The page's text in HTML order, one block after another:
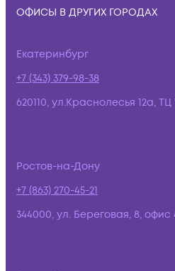
ОФИСЫ В ДРУГИХ ГОРОДАХ
Екатеринбург
+7 (343) 379-98-38
620110, ул.Краснолесья 12а,
Ростов-на-Дону
+7 (863) 270-45-21
344000, ул. Береговая, 8, офис